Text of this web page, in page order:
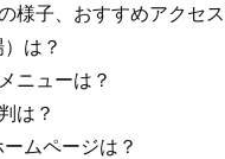
様子、おすすめアクセ
は？
ニューは？
は？
ームページは？